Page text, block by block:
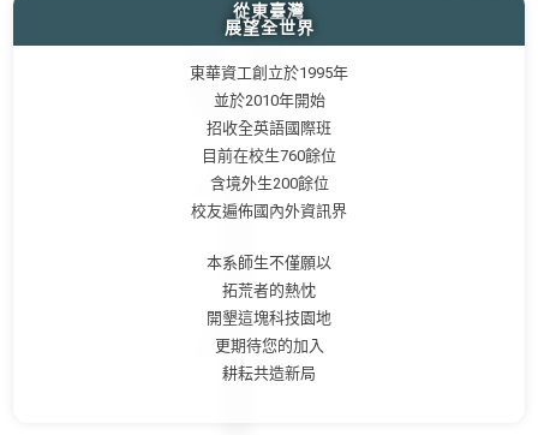
從東臺灣
展望全世界
東華資工創立於1995年
並於2010年開始
招收全英語國際班
目前在校生760餘位
含境外生200餘位
校友遍佈國內外資訊界
本系師生不僅願以
拓荒者的熱忱
開墾這塊科技園地
更期待您的加入
耕耘共造新局